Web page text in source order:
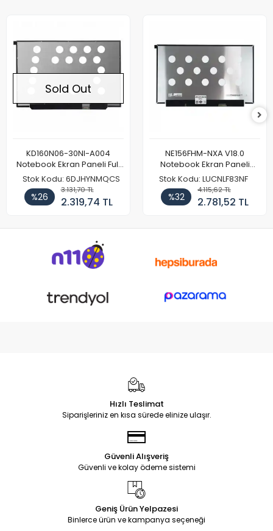
Sold Out
KD160N06-30NI-A004
Notebook Ekran Paneli Full
HD
Stok Kodu: 6DJHYNMQCS
%26
3.131,70 TL
2.319,74 TL
NE156FHM-NXA V18.0
Notebook Ekran Paneli
144Hz
Stok Kodu: LUCNLF83NF
%32
4.115,62 TL
2.781,52 TL
Hızlı Teslimat
Siparişleriniz en kısa sürede elinize ulaşır.
Güvenli Alışveriş
Güvenli ve kolay ödeme sistemi
Geniş Ürün Yelpazesi
Binlerce ürün ve kampanya seçeneği